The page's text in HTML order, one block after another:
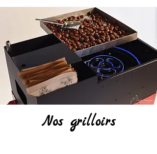
Nos grilloirs